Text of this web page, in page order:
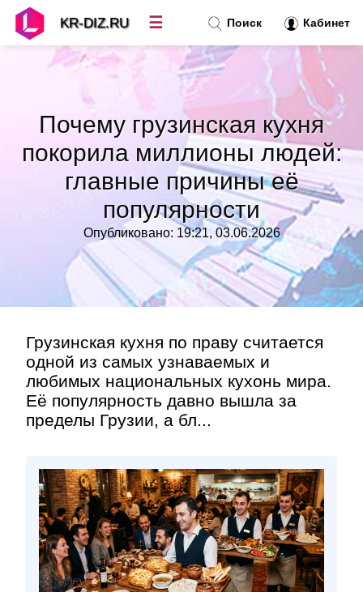
Почему грузинская кухня
покорила миллионы людей:
главные причины её
популярности
Опубликовано: 19:21, 03.06.2026
Грузинская кухня по праву считается
одной из самых узнаваемых и
любимых национальных кухонь мира.
Её популярность давно вышла за
пределы Грузии, а бл...
Поиск Кабинет
KR-DIZ.RU ☰
Топ новостей »
Рубрики»
»
Контакт